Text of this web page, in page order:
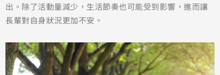
出。除了活動量減少，生活節奏也可能受到影響，進而讓
長輩對自身狀況更加不安。